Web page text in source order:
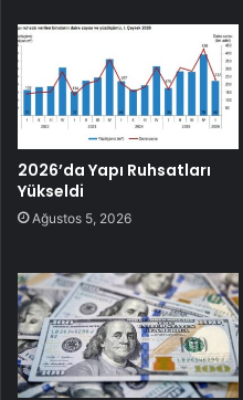
2026’da Yapı Ruhsatları
Yükseldi
Ağustos 5, 2026